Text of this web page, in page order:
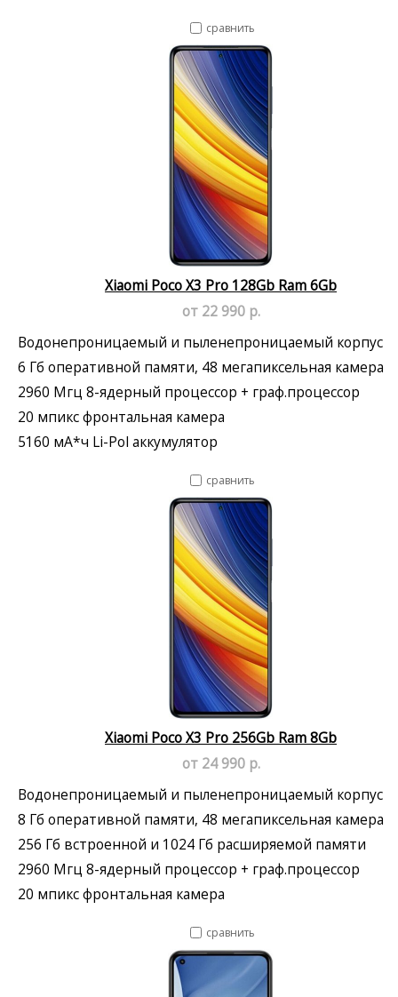
сравнить
Xiaomi Poco X3 Pro 128Gb Ram 6Gb
от 22 990 р.
Водонепроницаемый и пыленепроницаемый корпус
6 Гб оперативной памяти, 48 мегапиксельная камера
2960 Мгц 8-ядерный процессор + граф.процессор
20 мпикс фронтальная камера
5160 мА*ч Li-Pol аккумулятор
сравнить
Xiaomi Poco X3 Pro 256Gb Ram 8Gb
от 24 990 р.
Водонепроницаемый и пыленепроницаемый корпус
8 Гб оперативной памяти, 48 мегапиксельная камера
256 Гб встроенной и 1024 Гб расширяемой памяти
2960 Мгц 8-ядерный процессор + граф.процессор
20 мпикс фронтальная камера
сравнить